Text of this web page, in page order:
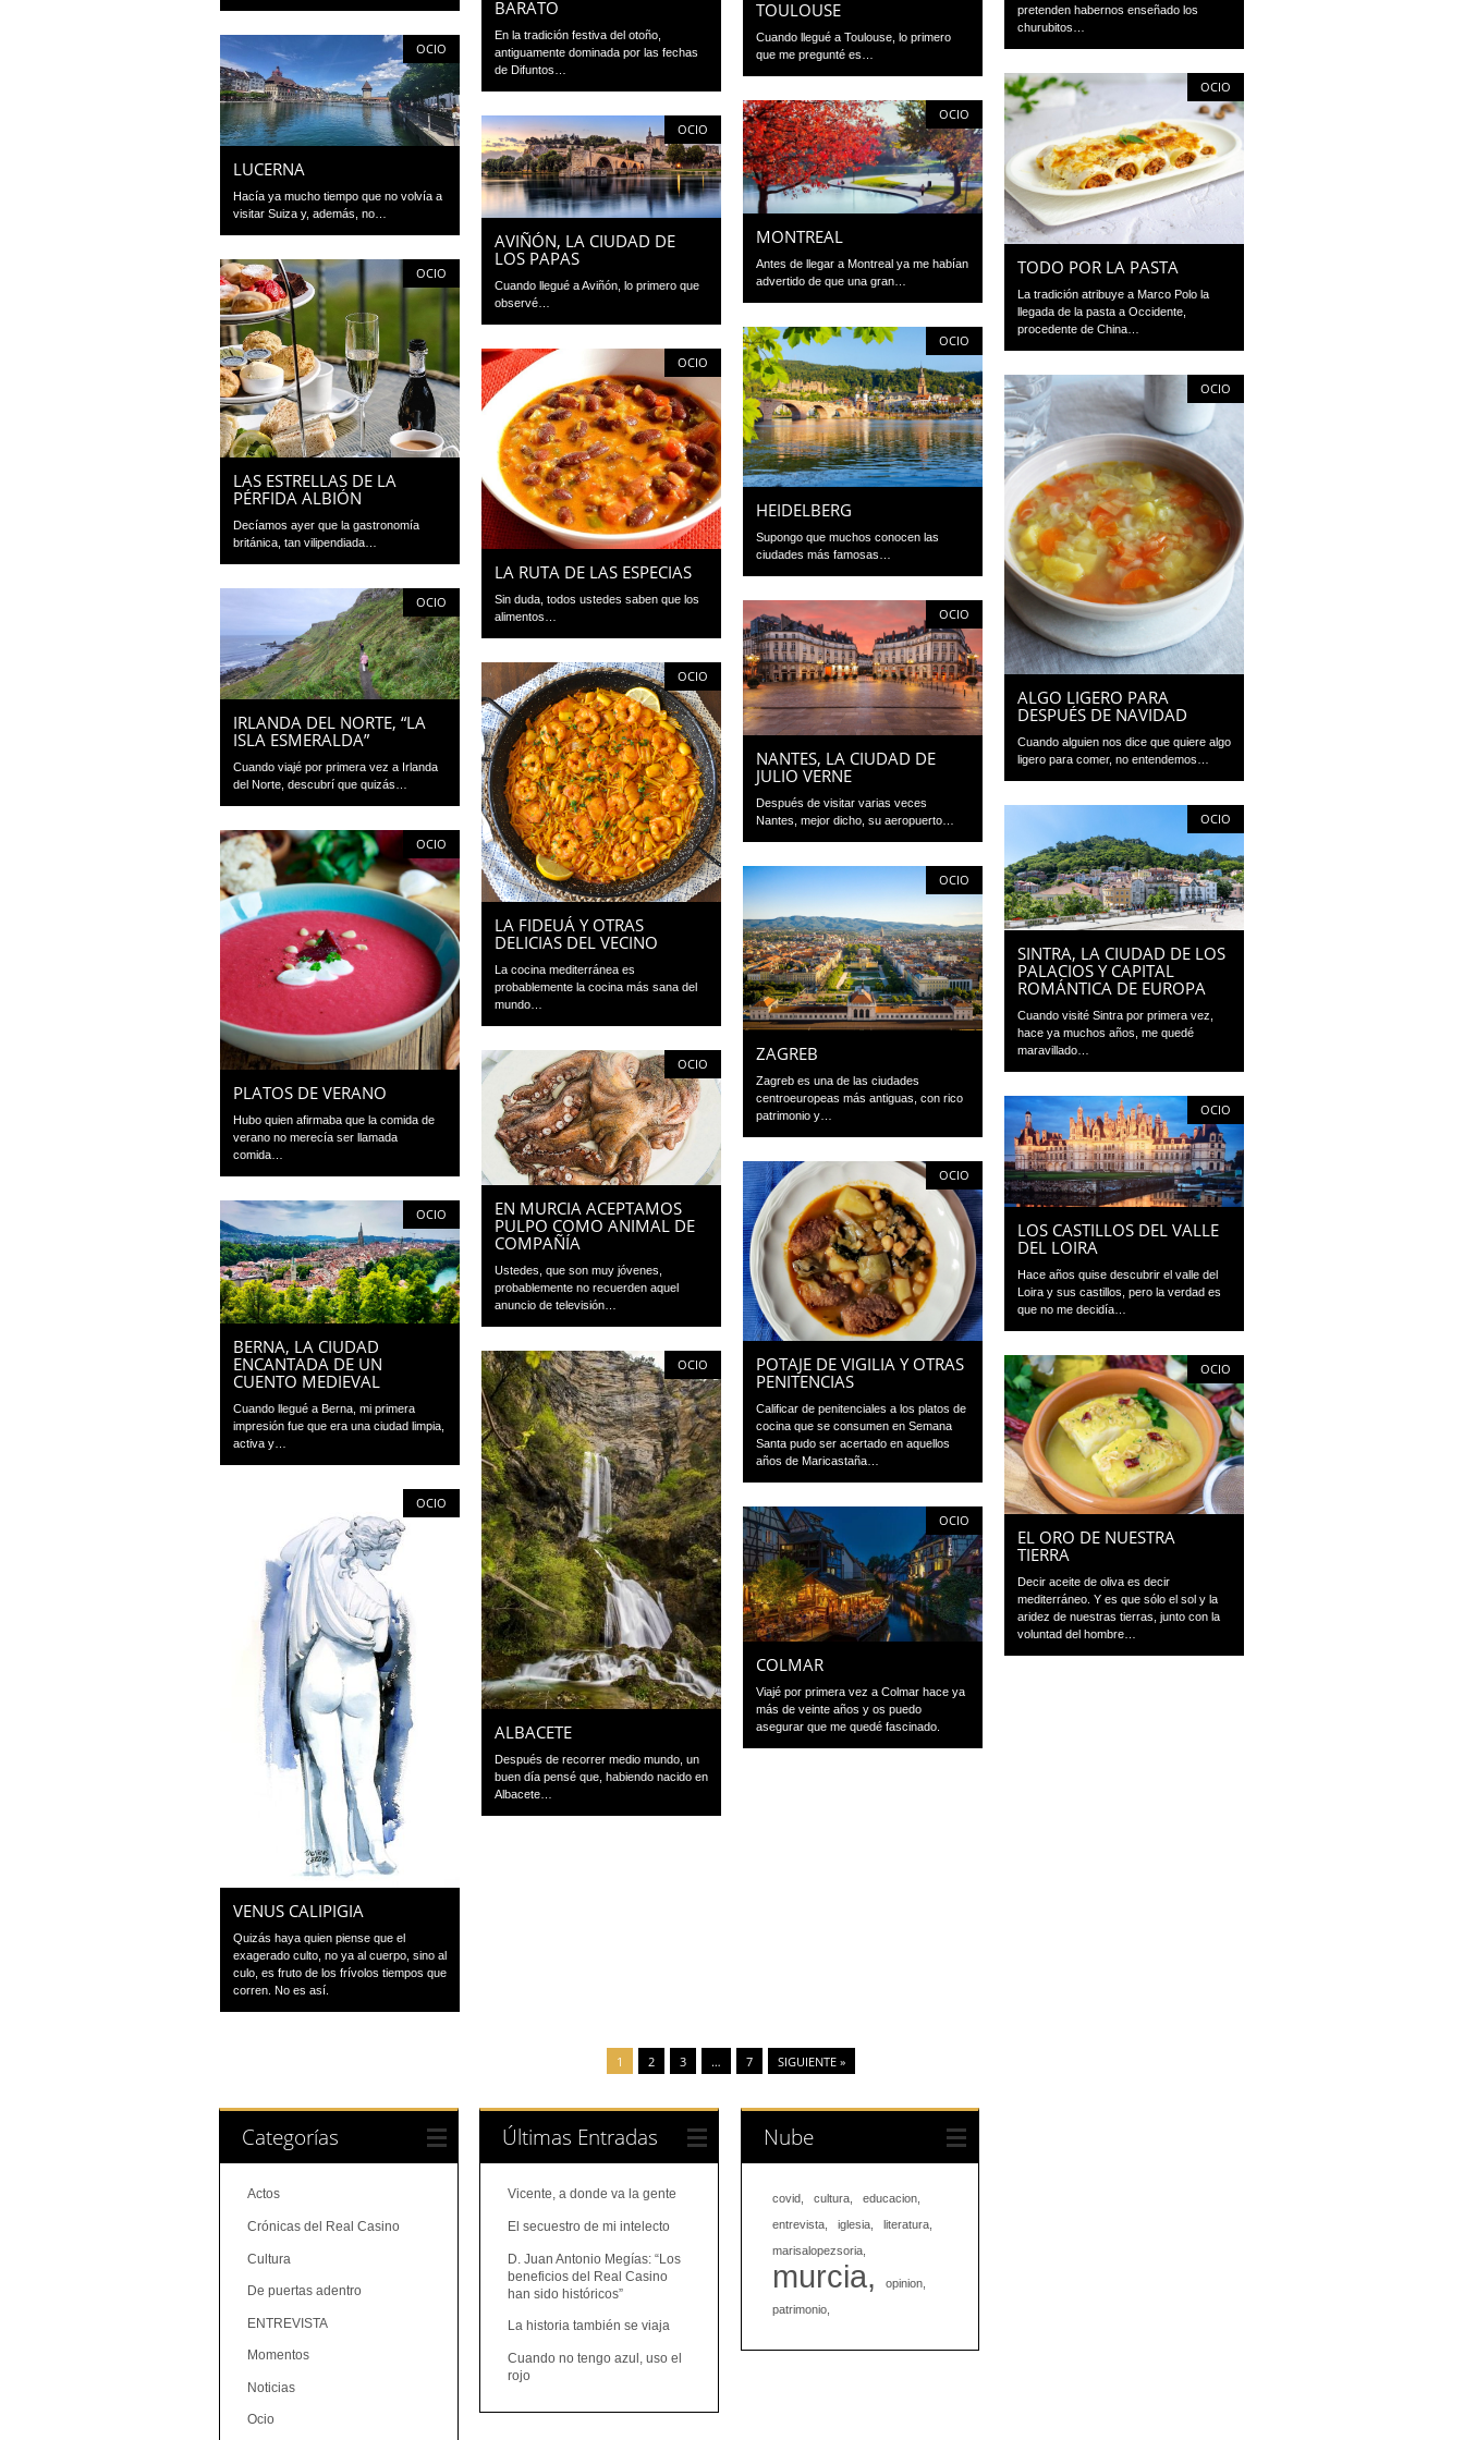
BARATO
En la tradición festiva del otoño,
antiguamente dominada por las fechas
de Difuntos…
TOULOUSE
Cuando llegué a Toulouse, lo primero
que me pregunté es…
pretenden habernos enseñado los
churubitos…
OCIO
LUCERNA
Hacía ya mucho tiempo que no volvía a
visitar Suiza y, además, no…
OCIO
TODO POR LA PASTA
La tradición atribuye a Marco Polo la
llegada de la pasta a Occidente,
procedente de China…
OCIO
MONTREAL
Antes de llegar a Montreal ya me habían
advertido de que una gran…
OCIO
AVIÑÓN, LA CIUDAD DE
LOS PAPAS
Cuando llegué a Aviñón, lo primero que
observé…
OCIO
LAS ESTRELLAS DE LA
PÉRFIDA ALBIÓN
Decíamos ayer que la gastronomía
británica, tan vilipendiada…
OCIO
HEIDELBERG
Supongo que muchos conocen las
ciudades más famosas…
OCIO
LA RUTA DE LAS ESPECIAS
Sin duda, todos ustedes saben que los
alimentos…
OCIO
ALGO LIGERO PARA
DESPUÉS DE NAVIDAD
Cuando alguien nos dice que quiere algo
ligero para comer, no entendemos…
OCIO
IRLANDA DEL NORTE, “LA
ISLA ESMERALDA”
Cuando viajé por primera vez a Irlanda
del Norte, descubrí que quizás…
OCIO
NANTES, LA CIUDAD DE
JULIO VERNE
Después de visitar varias veces
Nantes, mejor dicho, su aeropuerto…
OCIO
LA FIDEUÁ Y OTRAS
DELICIAS DEL VECINO
La cocina mediterránea es
probablemente la cocina más sana del
mundo…
OCIO
SINTRA, LA CIUDAD DE LOS
PALACIOS Y CAPITAL
ROMÁNTICA DE EUROPA
Cuando visité Sintra por primera vez,
hace ya muchos años, me quedé
maravillado…
OCIO
PLATOS DE VERANO
Hubo quien afirmaba que la comida de
verano no merecía ser llamada
comida…
OCIO
ZAGREB
Zagreb es una de las ciudades
centroeuropeas más antiguas, con rico
patrimonio y…
OCIO
EN MURCIA ACEPTAMOS
PULPO COMO ANIMAL DE
COMPAÑÍA
Ustedes, que son muy jóvenes,
probablemente no recuerden aquel
anuncio de televisión…
OCIO
LOS CASTILLOS DEL VALLE
DEL LOIRA
Hace años quise descubrir el valle del
Loira y sus castillos, pero la verdad es
que no me decidía…
OCIO
POTAJE DE VIGILIA Y OTRAS
PENITENCIAS
Calificar de penitenciales a los platos de
cocina que se consumen en Semana
Santa pudo ser acertado en aquellos
años de Maricastaña…
OCIO
BERNA, LA CIUDAD
ENCANTADA DE UN
CUENTO MEDIEVAL
Cuando llegué a Berna, mi primera
impresión fue que era una ciudad limpia,
activa y…
OCIO
ALBACETE
Después de recorrer medio mundo, un
buen día pensé que, habiendo nacido en
Albacete…
OCIO
EL ORO DE NUESTRA
TIERRA
Decir aceite de oliva es decir
mediterráneo. Y es que sólo el sol y la
aridez de nuestras tierras, junto con la
voluntad del hombre…
OCIO
VENUS CALIPIGIA
Quizás haya quien piense que el
exagerado culto, no ya al cuerpo, sino al
culo, es fruto de los frívolos tiempos que
corren. No es así.
OCIO
COLMAR
Viajé por primera vez a Colmar hace ya
más de veinte años y os puedo
asegurar que me quedé fascinado.
1 2 3 … 7 SIGUIENTE »
Categorías
Actos
Crónicas del Real Casino
Cultura
De puertas adentro
ENTREVISTA
Momentos
Noticias
Ocio
Últimas Entradas
Vicente, a donde va la gente
El secuestro de mi intelecto
D. Juan Antonio Megías: “Los
beneficios del Real Casino
han sido históricos”
La historia también se viaja
Cuando no tengo azul, uso el
rojo
Nube
covid cultura
educacion
entrevista
iglesia
literatura
marisalopezsoria
murcia
opinion
patrimonio